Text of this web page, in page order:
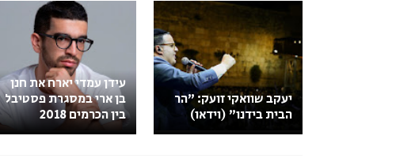
​יעקב שוואקי זועק: "הר
הבית בידנו" (וידאו)
עידן עמדי יארח את חנן
בן ארי במסגרת פסטיבל
בין הכרמים 2018